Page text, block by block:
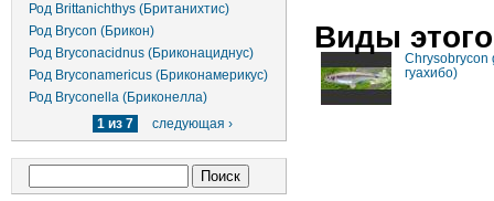
Род Brittanichthys (Британихтис)
Род Brycon (Брикон)
Род Bryconacidnus (Бриконациднус)
Род Bryconamericus (Бриконамерикус)
Род Bryconella (Бриконелла)
1 из 7
следующая ›
Виды
Chrysobrycon
гуахибо)